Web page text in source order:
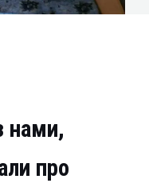
нами,
про